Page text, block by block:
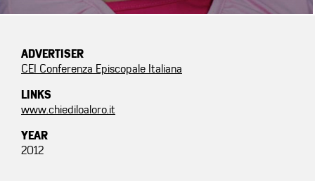
ADVERTISER
CEI Conferenza Episcopale Italiana
LINKS
www.chiediloaloro.it
YEAR
2012